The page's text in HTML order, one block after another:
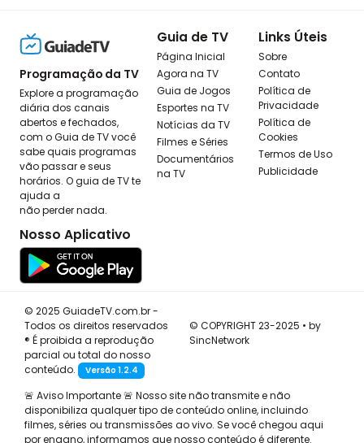
Programação da TV
Explore a programação
diária dos canais
abertos e fechados,
com o Guia de TV você
sabe quais programas
vão passar e seus
horários. O guia de TV te
ajuda a
não perder nada.
Nosso Aplicativo
Guia de TV
Página Inicial
Agora na TV
Guia de Jogos
Esportes na TV
Notícias da TV
Filmes e Séries
Documentários
na TV
Links Úteis
Sobre
Contato
Política de
Privacidade
Política de
Cookies
Termos de Uso
Publicidade
© 2025 GuiadeTV.com.br -
Todos os direitos reservados
® É proibida a reprodução
parcial ou total do nosso
conteúdo.
Versão 1.2.4
© COPYRIGHT 23-2025 • by
SincNetwork
🚨 Aviso Importante 🚨 Nosso site não transmite e não
disponibiliza qualquer tipo de conteúdo online, incluindo
filmes, séries ou transmissões ao vivo. Se você chegou aqui
por engano, informamos que nosso conteúdo é diferente.